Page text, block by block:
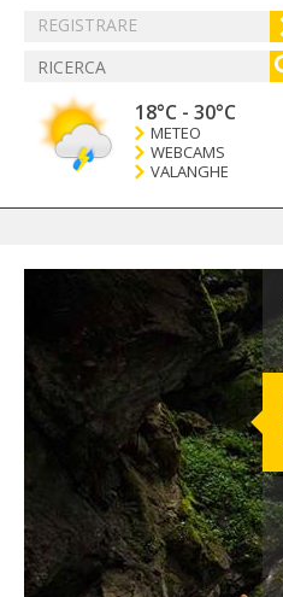
REGISTRARE
18°C - 30°C
METEO
WEBCAMS
VALANGHE